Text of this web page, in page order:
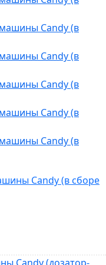
Candy (в сборе